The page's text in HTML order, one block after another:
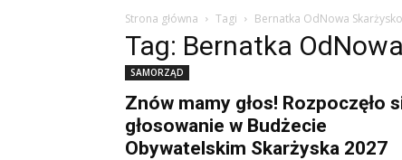
Strona główna Tagi Bernatka OdNowa Skarżysko
Tag: Bernatka
SAMORZĄD
Znów mamy głos! Rozpoczęło
głosowanie w Budżecie
Obywatelskim Skarżyska 2027